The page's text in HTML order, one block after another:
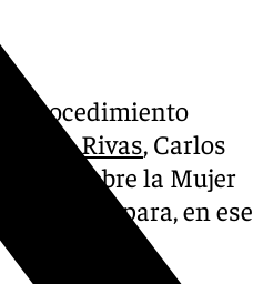
procedimiento
Juana Rivas, Carlos
sobre la Mujer
para, en ese